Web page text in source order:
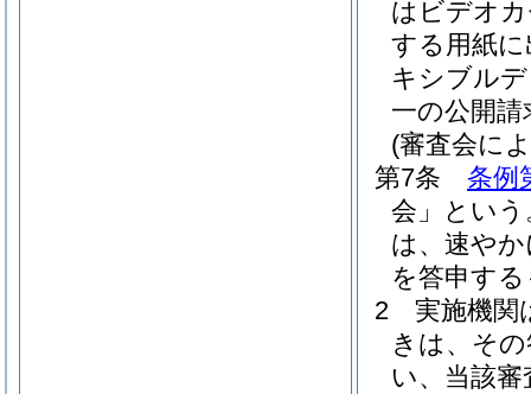
はビデオ
する用紙
キシブル
一の公開
(審査会に
第7条
条例
会」という
は、速や
を答申す
2
実施機関
きは、そ
い、当該